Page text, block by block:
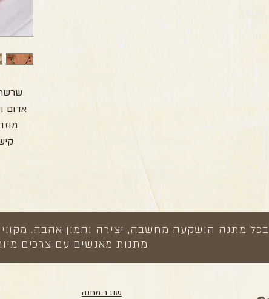
בכל מתנה הושקעה מחשבה, יצירה והמון אהבה.
מתנות מאנשים עם צרכים
שובר מתנה